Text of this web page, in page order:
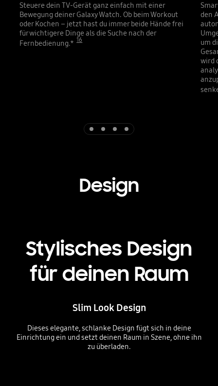
Steuere dein TV-Gerät ganz einfach mit einer
Bewegung deiner Galaxy Watch. Ob beim Workout
oder Kochen – jetzt hast du immer beide Hände frei
für wichtigere Dinge als die Suche nach der
Fernbedienung.* 16
den
um
wird
Design
Stylisches Design
für deinen Raum
Slim Look Design
Dieses elegante, schlanke Design fügt sich in deine
Einrichtung ein und setzt deinen Raum in Szene, ohne ihn
zu überladen.